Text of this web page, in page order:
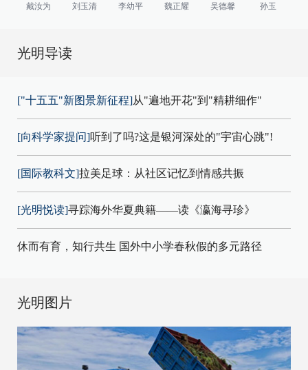
戴汝为
刘玉清 李幼平 魏正耀 吴德馨 孙玉
光明导读
["十五五"新图景新征程]从"遍地开花"到"精耕细作"
[向科学家提问]听到了吗?这是银河深处的"宇宙心跳"!
[国际教科文]拉美足球：从社区记忆到情感共振
[光明悦读]寻踪海外华夏典籍——读《瀛海寻珍》
休而有育，知行共生 国外中小学春秋假的多元路径
光明图片